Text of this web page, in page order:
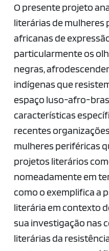
O presente projeto
literárias de mulheres
africanas de
particularmente os
negras,
indígenas que
espaço luso-afro-
características
recentes
mulheres periféricas
projetos literários
nomeadamente em
como o exemplifica a
literária em contexto
sua investigação nas
literárias da